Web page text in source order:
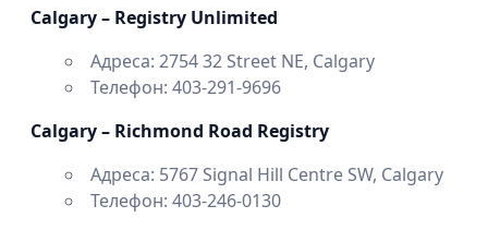
Calgary – Registry Unlimited
Адреса: 2754 32 Street NE, Calgary
Телефон: 403-291-9696
Calgary – Richmond Road Registry
Адреса: 5767 Signal Hill Centre SW, Calgary
Телефон: 403-246-0130